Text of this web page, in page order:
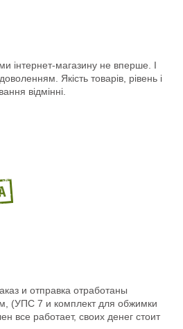
інтернет-магазину не вперше. І
Якість товарів, рівень і
відмінні.
и отправка отработаны
(УПС 7 и комплект для обжимки
все работает, своих денег стоит